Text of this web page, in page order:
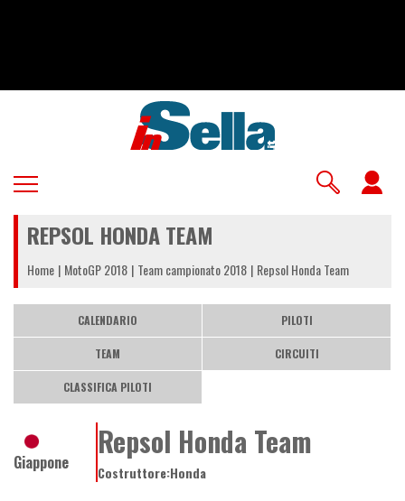
REPSOL HONDA TEAM
Home MotoGP 2018 Team campionato 2018 Repsol Honda Team
CALENDARIO PILOTI
TEAM CIRCUITI
CLASSIFICA PILOTI
Repsol Honda Team
Costruttore:Honda
Giappone